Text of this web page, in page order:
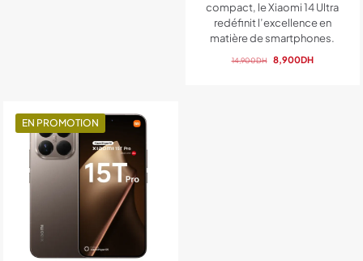
compact, le Xiaomi 14 Ultra
redéfinit l’excellence en
matière de smartphones.
14,900DH
Le
8,900DHLe
EN PROMOTION